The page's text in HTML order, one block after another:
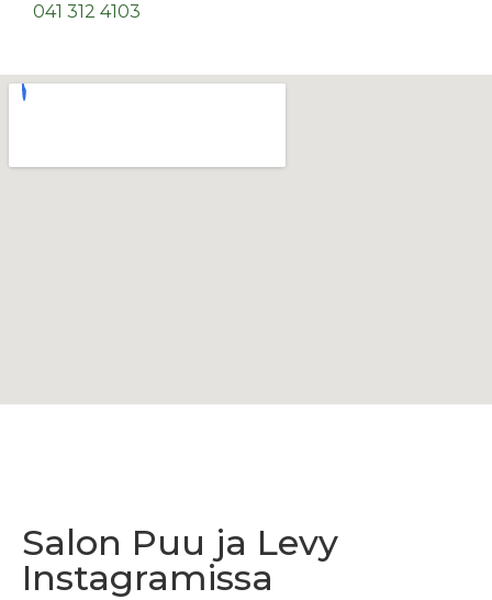
041 312 4103
Salon Puu ja Levy
Instagramissa